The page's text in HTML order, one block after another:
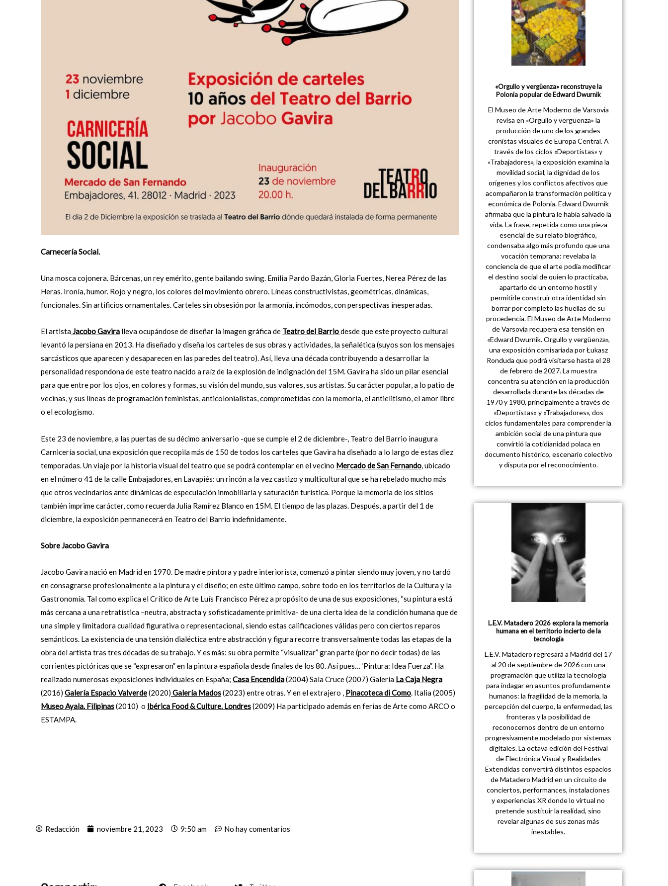
Carnecería Social.
Una mosca cojonera. Bárcenas, un rey emérito, gente bailando swing. Emilia Pardo Bazán, Gloria Fuertes, Nerea Pérez de las
Heras. Ironía, humor. Rojo y negro, los colores del movimiento obrero. Líneas constructivistas, geométricas, dinámicas,
funcionales. Sin artificios ornamentales. Carteles sin obsesión por la armonía, incómodos, con perspectivas inesperadas.
El artistaJacobo Gavira lleva ocupándose de diseñar la imagen gráfica de Teatro del Barriodesde que este proyecto cultural
levantó la persiana en 2013. Ha diseñado y diseña los carteles de sus obras y actividades, la señalética (suyos son los mensajes
sarcásticos que aparecen y desaparecen en las paredes del teatro). Así, lleva una década contribuyendo a desarrollar la
personalidad respondona de este teatro nacido a raíz de la explosión de indignación del 15M. Gavira ha sido un pilar esencial
para que entre por los ojos, en colores y formas, su visión del mundo, sus valores, sus artistas. Su carácter popular, a lo patio de
vecinas, y sus líneas de programación feministas, anticolonialistas, comprometidas con la memoria, el antielitismo, el amor libre
o el ecologismo.
Este 23 de noviembre, a las puertas de su décimo aniversario -que se cumple el 2 de diciembre-, Teatro del Barrio inaugura
Carnicería social, una exposición que recopila más de 150 de todos los carteles que Gavira ha diseñado a lo largo de estas diez
temporadas. Un viaje por la historia visual del teatro que se podrá contemplar en el vecino Mercado de San Fernando , ubicado
en el número 41 de la calle Embajadores, en Lavapiés: un rincón a la vez castizo y multicultural que se ha rebelado mucho más
que otros vecindarios ante dinámicas de especulación inmobiliaria y saturación turística. Porque la memoria de los sitios
también imprime carácter, como recuerda Julia Ramírez Blanco en 15M. El tiempo de las plazas. Después, a partir del 1 de
diciembre, la exposición permanecerá en Teatro del Barrio indefinidamente.
Sobre Jacobo Gavira
Jacobo Gavira nació en Madrid en 1970. De madre pintora y padre interiorista, comenzó a pintar siendo muy joven, y no tardó
en consagrarse profesionalmente a la pintura y el diseño; en este último campo, sobre todo en los territorios de la Cultura y la
Gastronomía. Tal como explica el Crítico de Arte Luís Francisco Pérez a propósito de una de sus exposiciones, “su pintura está
más cercana a una retratística –neutra, abstracta y sofisticadamente primitiva- de una cierta idea de la condición humana que de
una simple y limitadora cualidad figurativa o representacional, siendo estas calificaciones válidas pero con ciertos reparos
semánticos. La existencia de una tensión dialéctica entre abstracción y figura recorre transversalmente todas las etapas de la
obra del artista tras tres décadas de su trabajo. Y es más: su obra permite “visualizar” gran parte (por no decir todas) de las
corrientes pictóricas que se “expresaron” en la pintura española desde finales de los 80. Así pues… ‘Pintura: Idea Fuerza”. Ha
realizado numerosas exposiciones individuales en España; Casa Encendida(2004) Sala Cruce (2007) Galería La Caja Negra
(2016) Galería Espacio Valverde(2020) Galería Mados(2023) entre otras. Y en el extrajero , Pinacoteca di Como. Italia (2005)
Museo Ayala. Filipinas(2010) o Ibérica Food & Culture. Londres(2009) Ha participado además en ferias de Arte como ARCO o
ESTAMPA.
Redacción noviembre 21, 2023 9:50 am No hay comentarios
«Orgullo y vergüenza» reconstruye la
Polonia popular de Edward Dwurnik
El Museo de Arte Moderno de Varsovia
revisa en «Orgullo y vergüenza» la
producción de uno de los grandes
cronistas visuales de Europa Central. A
través de los ciclos «Deportistas» y
«Trabajadores», la exposición examina la
movilidad social, la dignidad de los
orígenes y los conflictos afectivos que
acompañaron la transformación política y
económica de Polonia. Edward Dwurnik
afirmaba que la pintura le había salvado la
vida. La frase, repetida como una pieza
esencial de su relato biográfico,
condensaba algo más profundo que una
vocación temprana: revelaba la
conciencia de que el arte podía modificar
el destino social de quien lo practicaba,
apartarlo de un entorno hostil y
permitirle construir otra identidad sin
borrar por completo las huellas de su
procedencia. El Museo de Arte Moderno
de Varsovia recupera esa tensión en
«Edward Dwurnik. Orgullo y vergüenza»,
una exposición comisariada por Łukasz
Ronduda que podrá visitarse hasta el 28
de febrero de 2027. La muestra
concentra su atención en la producción
desarrollada durante las décadas de
1970 y 1980, principalmente a través de
«Deportistas» y «Trabajadores», dos
ciclos fundamentales para comprender la
ambición social de una pintura que
convirtió la cotidianidad polaca en
documento histórico, escenario colectivo
y disputa por el reconocimiento.
L.E.V. Matadero 2026 explora la memoria
humana en el territorio incierto de la
tecnología
L.E.V. Matadero regresará a Madrid del 17
al 20 de septiembre de 2026 con una
programación que utiliza la tecnología
para indagar en asuntos profundamente
humanos: la fragilidad de la memoria, la
percepción del cuerpo, la enfermedad, las
fronteras y la posibilidad de
reconocernos dentro de un entorno
progresivamente modelado por sistemas
digitales. La octava edición del Festival
de Electrónica Visual y Realidades
Extendidas convertirá distintos espacios
de Matadero Madrid en un circuito de
conciertos, performances, instalaciones
y experiencias XR donde lo virtual no
pretende sustituir la realidad, sino
revelar algunas de sus zonas más
inestables.